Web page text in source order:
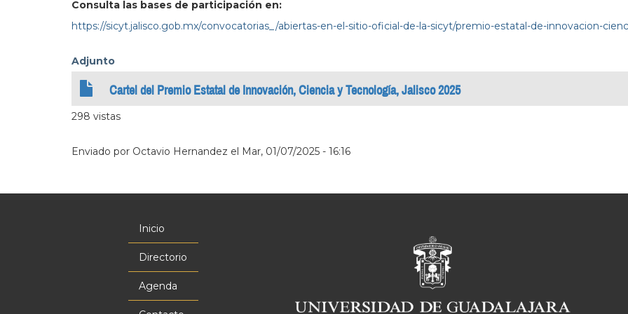
Consulta las bases de participación en:
https://sicyt.jalisco.gob.mx/convocatorias_/abiertas-en-el-sitio-oficial-de-la-sicyt/premio-estatal-de-innovacion-
Adjunto
Cartel del Premio Estatal de Innovación, Ciencia y Tecnología, Jalisco 2025
298 vistas
Enviado por Octavio Hernandez el Mar, 01/07/2025 - 16:16
principal
Inicio
Directorio
Agenda